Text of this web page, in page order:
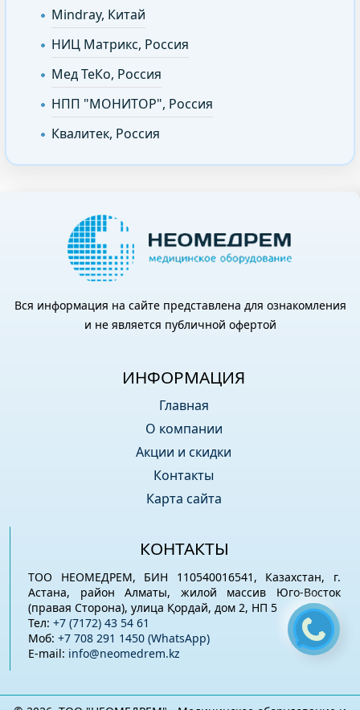
Mindray, Китай
НИЦ Матрикс, Россия
Мед ТеКо, Россия
НПП "МОНИТОР", Россия
Квалитек, Россия
Вся информация на сайте представлена для ознакомления
и не является публичной офертой
ИНФОРМАЦИЯ
Главная
О компании
Акции и скидки
Контакты
Карта сайта
КОНТАКТЫ
ТОО НЕОМЕДРЕМ, БИН 110540016541, Казахстан, г.
Астана, район Алматы, жилой массив Юго-Восток
(правая Сторона), улица Қордай, дом 2, НП 5
Тел:+7 (7172) 43 54 61
Моб:+7 708 291 1450 (WhatsApp)
E-mail: info@neomedrem.kz